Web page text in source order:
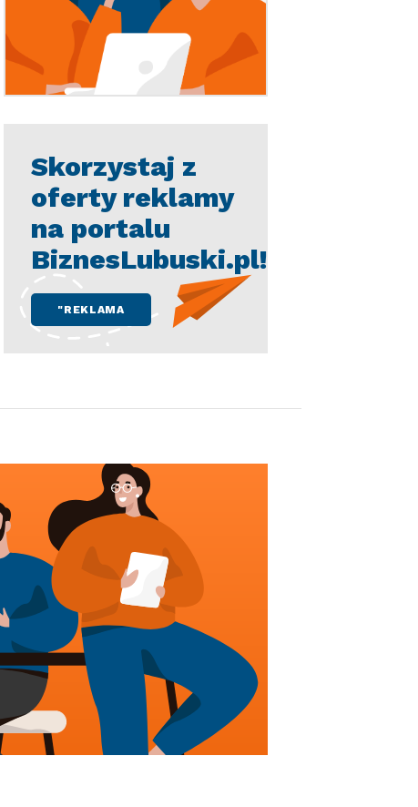
Skorzystaj z
oferty reklamy
na portalu
BiznesLubuski.pl!
"REKLAMA